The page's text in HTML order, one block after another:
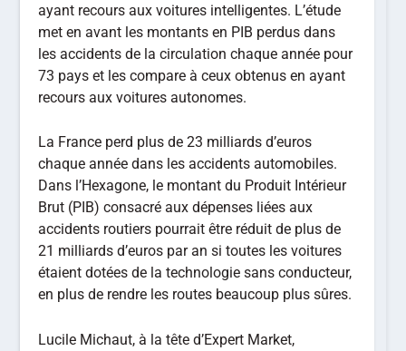
ayant recours aux voitures intelligentes. L’étude
met en avant les montants en PIB perdus dans
les accidents de la circulation chaque année pour
73 pays et les compare à ceux obtenus en ayant
recours aux voitures autonomes.
La France perd plus de 23 milliards d’euros
chaque année dans les accidents automobiles.
Dans l’Hexagone, le montant du Produit Intérieur
Brut (PIB) consacré aux dépenses liées aux
accidents routiers pourrait être réduit de plus de
21 milliards d’euros par an si toutes les voitures
étaient dotées de la technologie sans conducteur,
en plus de rendre les routes beaucoup plus sûres.
Lucile Michaut, à la tête d’Expert Market,